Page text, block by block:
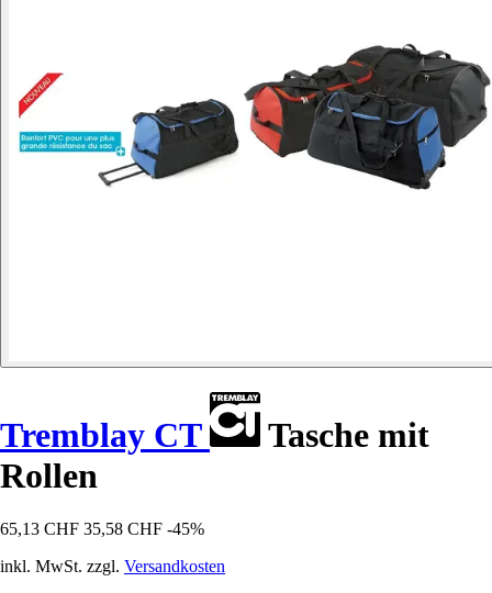
Tremblay CT
Tasche mit
Rollen
65,13 CHF 35,58 CHF -45%
inkl. MwSt. zzgl. Versandkosten